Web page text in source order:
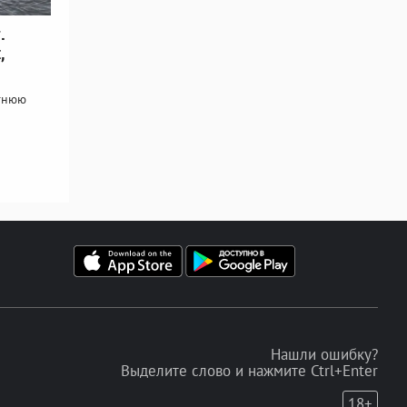
Нашли ошибку?
Выделите слово и нажмите Ctrl+Enter